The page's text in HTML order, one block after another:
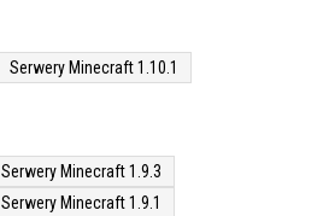
Serwery Minecraft 1.10.1
Serwery Minecraft 1.9.3
Serwery Minecraft 1.9.1